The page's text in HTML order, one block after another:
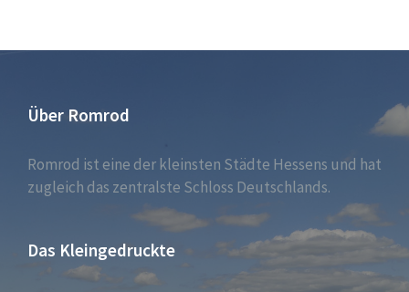
Über Romrod
Romrod ist eine der kleinsten Städte Hessens und hat
zugleich das zentralste Schloss Deutschlands.
Das Kleingedruckte